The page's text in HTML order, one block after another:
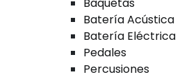
Batería Acústica
Batería Eléctrica
Pedales
Percusiones